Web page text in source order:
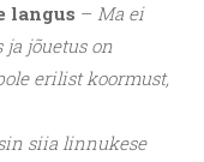
langus – Ma ei
ja jõuetus on
erilist koormust,
siia linnukese